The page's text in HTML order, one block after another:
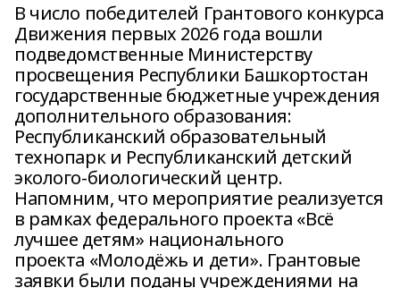
В число победителей Грантового конкурса
Движения первых 2026 года вошли
подведомственные Министерству
просвещения Республики Башкортостан
государственные бюджетные учреждения
дополнительного образования:
Республиканский образовательный
технопарк и Республиканский детский
эколого-биологический центр. ​
Напомним, что мероприятие реализуется
в рамках федерального проекта «Всё
лучшее детям» национального
проекта «Молодёжь и дети». Грантовые
заявки были поданы учреждениями на